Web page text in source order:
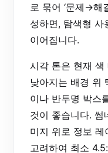
로 묶어 ‘문제→
성하면, 탐색형 사
이어집니다.
시각 톤은 현재 색
낮아지는 배경 위
이나 반투명 박스
것이 좋습니다. 썸
미지 위로 정보
고려하여 최소